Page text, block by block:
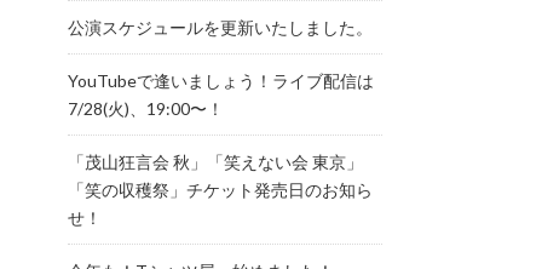
公演スケジュールを更新いたしました。
YouTubeで逢いましょう！ライブ配信は
7/28(火)、19:00〜！
「茂山狂言会 秋」「笑えない会 東京」
「笑の収穫祭」チケット発売日のお知ら
せ！